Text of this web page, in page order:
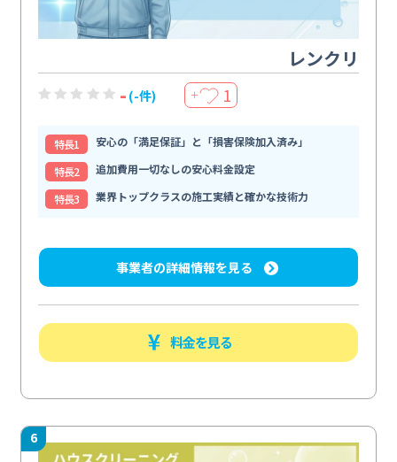
レンクリ
- (-件) ＋ 1
特⻑1
安心の「満足保証」と「損害保険加入済み」
特⻑2
追加費用一切なしの安心料金設定
特⻑3
業界トップクラスの施工実績と確かな技術力
事業者の詳細情報を見る
料金を見る
6